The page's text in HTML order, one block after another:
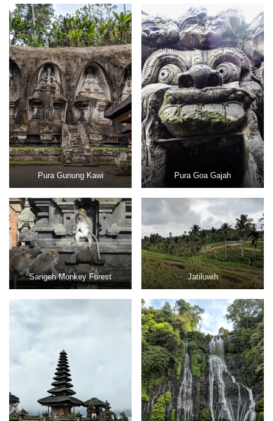
Pura Gunung Kawi Pura Goa Gajah
Sangeh Monkey Forest Jatiluwih